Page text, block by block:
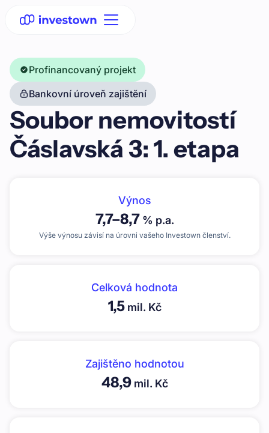
Profinancovaný projekt
Bankovní úroveň zajištění
Soubor nemovitostí
Čáslavská 3: 1. etapa
Výnos
7,7–8,7 % p.a.
Výše výnosu závisí na úrovni vašeho Investown členství.
Celková hodnota
1,5mil. Kč
Zajištěno hodnotou
48,9mil. Kč